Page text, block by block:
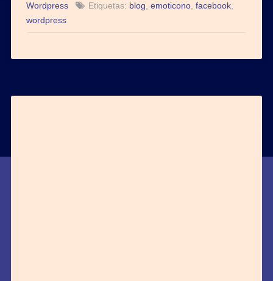
Wordpress
Etiquetas: blog, emoticono, facebook,
wordpress